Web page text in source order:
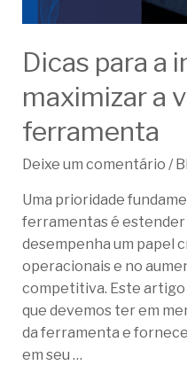
Dicas para a
maximizar a
ferramenta
Deixe um comentário /
Uma prioridade
ferramentas é estender
desempenha um papel
operacionais e no
competitiva. Este artigo
que devemos ter em
da ferramenta e
em seu …